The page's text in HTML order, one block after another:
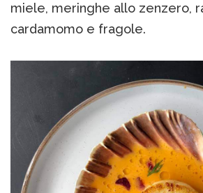
miele, meringhe allo zenzero,
cardamomo e fragole.